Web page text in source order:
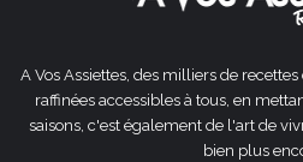
A Vos Assiettes, des milliers de
raffinées accessibles à tous, en
saisons, c'est également de l'art de
bien plus